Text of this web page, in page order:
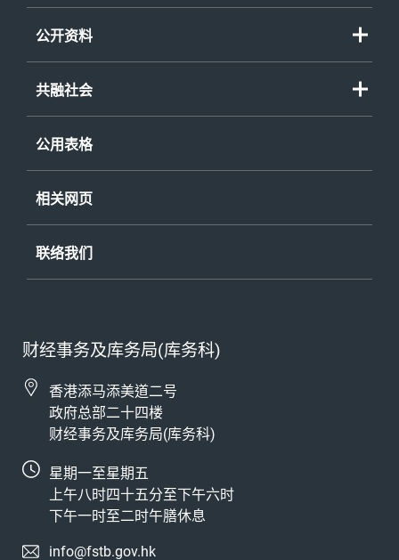
公开资料
共融社会
公用表格
相关网页
联络我们
财经事务及库务局(库务科)
香港添马添美道二号
政府总部二十四楼
财经事务及库务局(库务科)
星期一至星期五
上午八时四十五分至下午六时
下午一时至二时午膳休息
info@fstb.gov.hk